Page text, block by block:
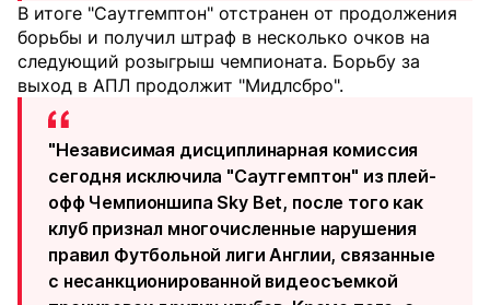
В итоге "Саутгемптон" отстранен от продолжения
борьбы и получил штраф в несколько очков на
следующий розыгрыш чемпионата. Борьбу за
выход в АПЛ продолжит "Мидлсбро".
"Независимая дисциплинарная комиссия
сегодня исключила "Саутгемптон" из плей-
офф Чемпионшипа Sky Bet, после того как
клуб признал многочисленные нарушения
правил Футбольной лиги Англии, связанные
с несанкционированной видеосъемкой